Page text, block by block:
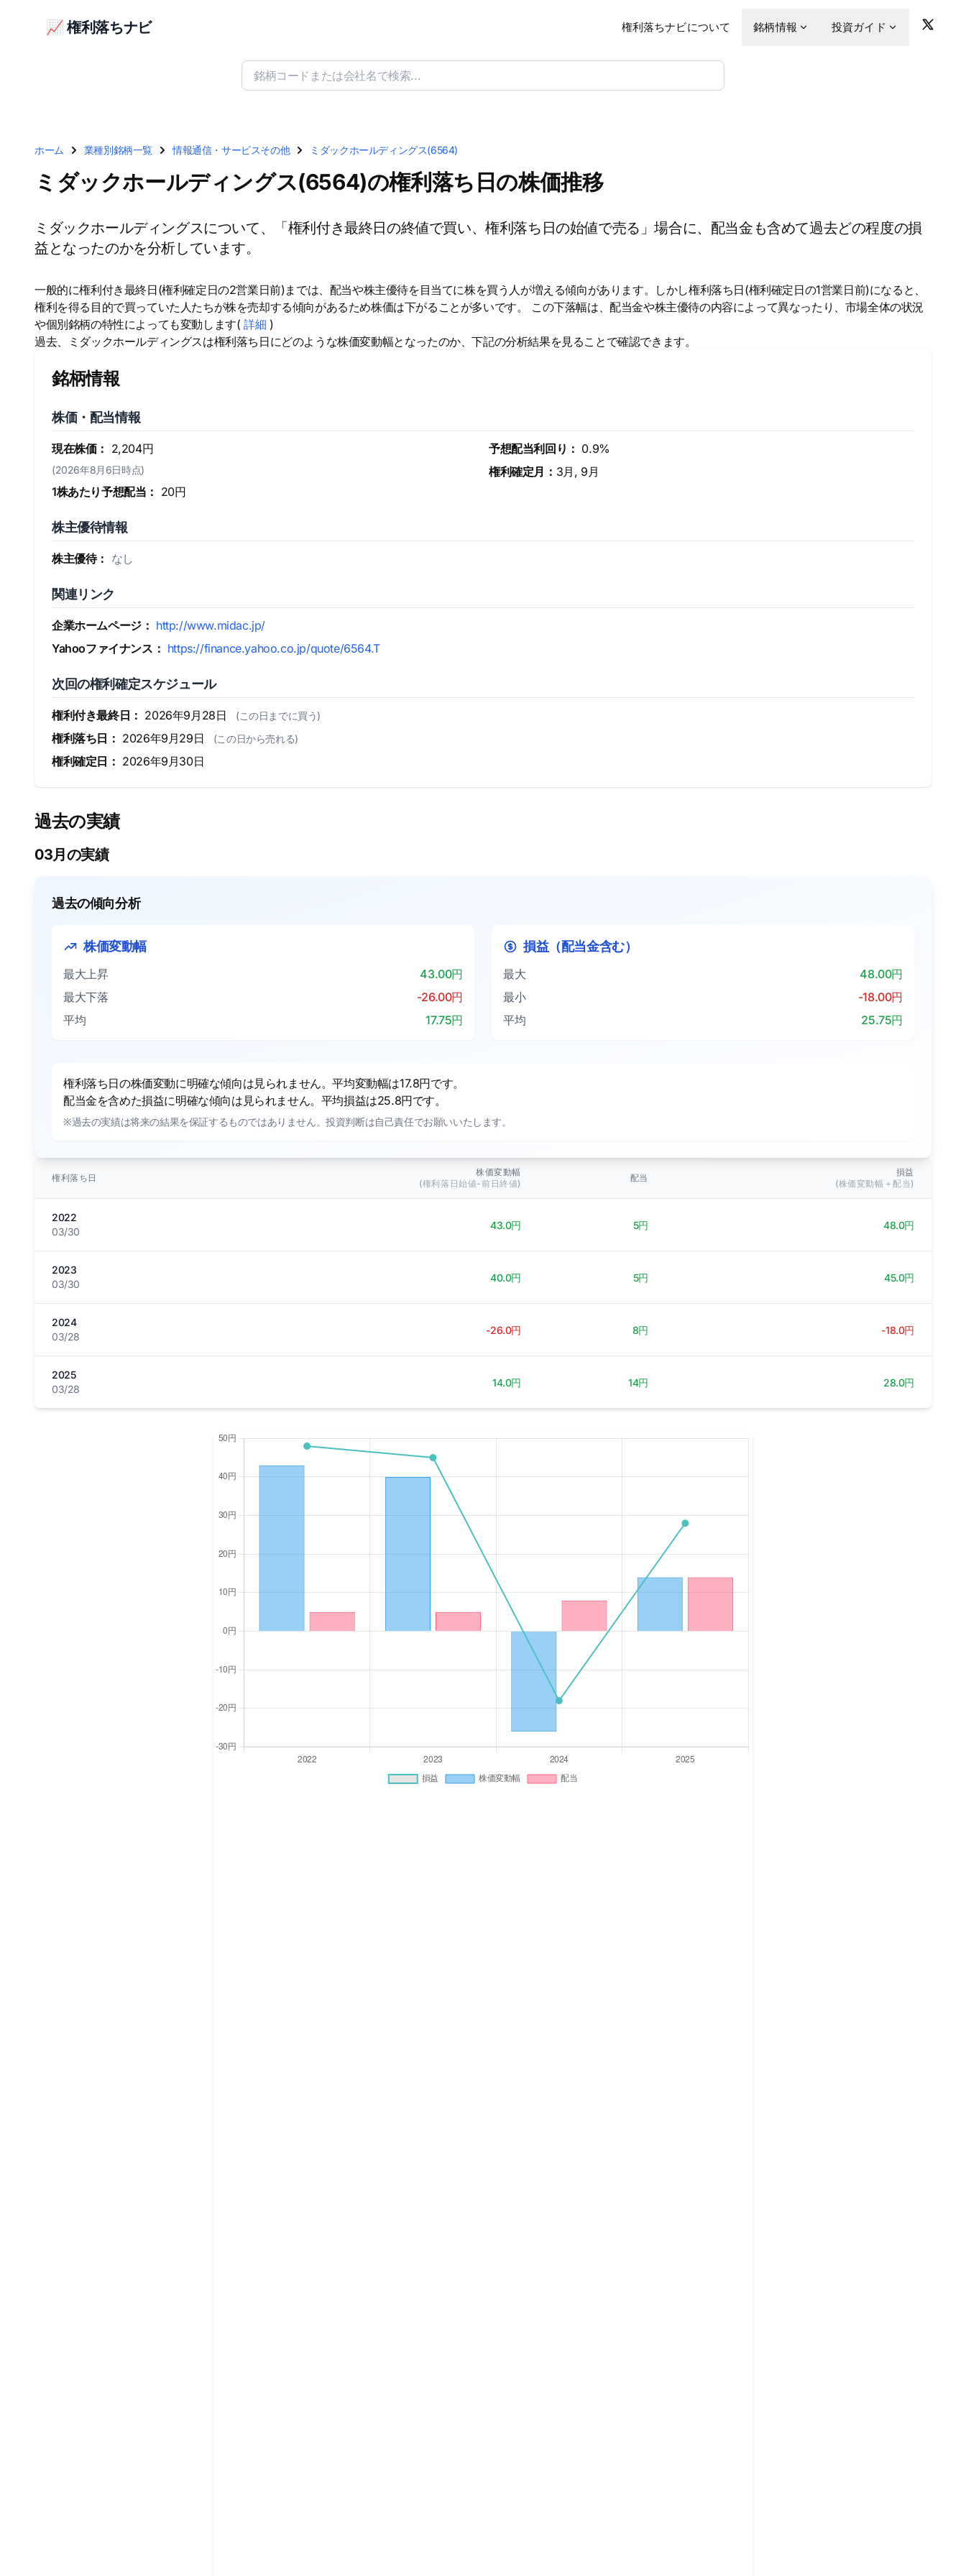
📈 権利落ちナビ 権利落ちナビについて 銘柄情報 投資ガイド
ホーム 業種別銘柄一覧 情報通信・サービスその他 ミダックホールディングス(6564)
ミダックホールディングス(6564)の権利落ち日の株価推移
ミダックホールディングスについて、「権利付き最終日の終値で買い、権利落ち日の始値で売る」場合に、配当金も含めて過去どの程度の損
益となったのかを分析しています。
一般的に権利付き最終日(権利確定日の2営業日前)までは、配当や株主優待を目当てに株を買う人が増える傾向があります。しかし権利落ち日(権利確定日の1営業日前)になると、
権利を得る目的で買っていた人たちが株を売却する傾向があるため株価は下がることが多いです。 この下落幅は、配当金や株主優待の内容によって異なったり、市場全体の状況
や個別銘柄の特性によっても変動します( 詳細 )
過去、ミダックホールディングスは権利落ち日にどのような株価変動幅となったのか、下記の分析結果を見ることで確認できます。
銘柄情報
株価・配当情報
現在株価： 2,204円
(2026年8月6日時点)
1株あたり予想配当： 20円
予想配当利回り： 0.9%
権利確定月： 3月, 9月
株主優待情報
株主優待： なし
関連リンク
企業ホームページ： http://www.midac.jp/
Yahooファイナンス： https://finance.yahoo.co.jp/quote/6564.T
次回の権利確定スケジュール
権利付き最終日： 2026年9月28日 (この日までに買う)
権利落ち日： 2026年9月29日 (この日から売れる)
権利確定日： 2026年9月30日
過去の実績
03月の実績
過去の傾向分析
株価変動幅
最大上昇
43.00円
最大下落
-26.00円
平均
17.75円
損益（配当金含む）
最大
48.00円
最小
-18.00円
平均
25.75円
権利落ち日の株価変動に明確な傾向は見られません。平均変動幅は17.8円です。
配当金を含めた損益に明確な傾向は見られません。平均損益は25.8円です。
※過去の実績は将来の結果を保証するものではありません。投資判断は自己責任でお願いいたします。
権利落ち日
株価変動幅
(権利落日始値-前日終値)
配当
損益
(株価変動幅＋配当)
2022
03/30
43.0円 5円 48.0円
2023
03/30
40.0円 5円 45.0円
2024
03/28
-26.0円 8円 -18.0円
2025
03/28
14.0円 14円 28.0円